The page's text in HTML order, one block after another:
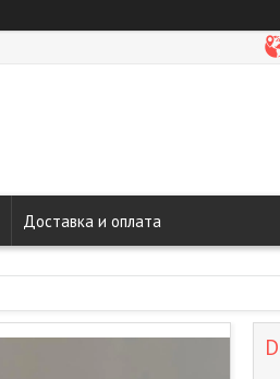
Доставка и оплата